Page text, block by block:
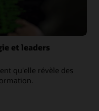
et leaders
qu'elle révèle des